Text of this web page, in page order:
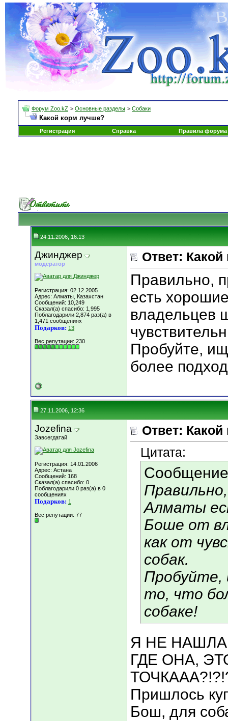
Форум Zoo.kZ > Основные разделы > Собаки
Какой корм лучше?
Регистрация Справка Правила форума
24.11.2006, 16:13
Джинджер
модератор
Регистрация: 02.12.2005
Адрес: Алматы, Казахстан
Сообщений: 10,249
Сказал(а) спасибо: 1,995
Поблагодарили 2,874 раз(а) в
1,471 сообщениях
Подарков: 13
Вес репутации: 230
Ответ:
Правильно,
есть
владельцев
Пробуйте,
более
27.11.2006, 12:36
Jozefina
Завсегдатай
Регистрация: 14.01.2006
Адрес: Астана
Сообщений: 168
Сказал(а) спасибо: 0
Поблагодарили 0 раз(а) в 0
сообщениях
Подарков: 1
Вес репутации: 77
Ответ:
Цитата:
Алматы
Боше от
как от
собак.
то, что
собаке!
Я НЕ НАШЛА
ГДЕ ОНА,
Пришлось
Бош, для